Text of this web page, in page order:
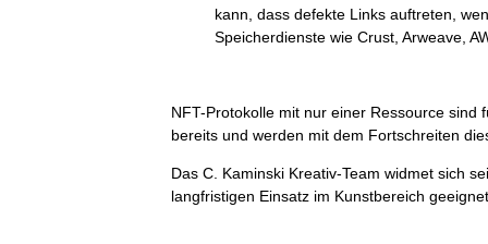
kann, dass defekte Links auftreten,
Speicherdienste wie Crust, Arweave,
NFT-Protokolle mit nur einer Ressource sind
bereits und werden mit dem Fortschreiten
Das C. Kaminski Kreativ-Team widmet sich
langfristigen Einsatz im Kunstbereich